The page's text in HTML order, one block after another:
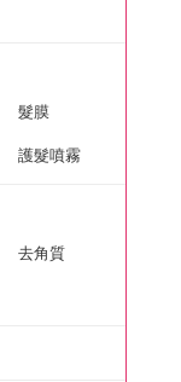
髮膜
護髮噴霧
去角質